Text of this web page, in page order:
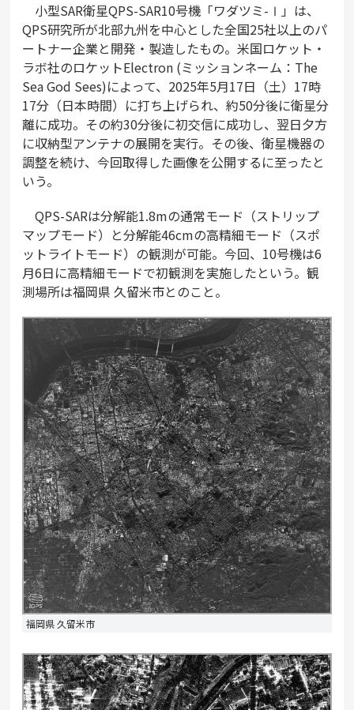
小型SAR衛星QPS-SAR10号機「ワダツミ-Ⅰ」は、
QPS研究所が北部九州を中心とした全国25社以上のパ
ートナー企業と開発・製造したもの。米国ロケット・
ラボ社のロケットElectron (ミッションネーム：The
Sea God Sees)によって、2025年5月17日（土）17時
17分（日本時間）に打ち上げられ、約50分後に衛星分
離に成功。その約30分後に初交信に成功し、翌日夕方
に収納型アンテナの展開を実行。その後、衛星機器の
調整を続け、今回取得した画像を公開するに至ったと
いう。
QPS-SARは分解能1.8mの通常モード（ストリップ
マップモード）と分解能46cmの高精細モード（スポ
ットライトモード）の観測が可能。今回、10号機は6
月6日に高精細モードで初観測を実施したという。観
測場所は福岡県 久留米市とのこと。
福岡県 久留米市